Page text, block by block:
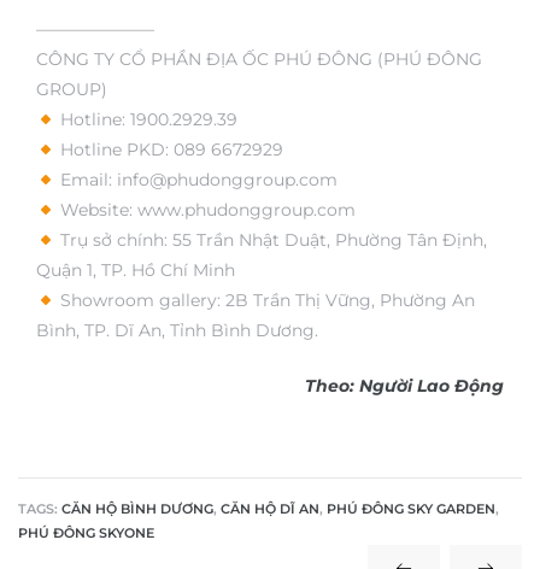
———————
CÔNG TY CỔ PHẦN ĐỊA ỐC PHÚ ĐÔNG (PHÚ ĐÔNG
GROUP)
Hotline: 1900.2929.39
Hotline PKD: 089 6672929
Email: info@phudonggroup.com
Website: www.phudonggroup.com
Trụ sở chính: 55 Trần Nhật Duật, Phường Tân Định,
Quận 1, TP. Hồ Chí Minh
Showroom gallery: 2B Trần Thị Vững, Phường An
Bình, TP. Dĩ An, Tỉnh Bình Dương.
Theo: Người Lao Động
TAGS: CĂN HỘ BÌNH DƯƠNG, CĂN HỘ DĨ AN, PHÚ ĐÔNG SKY GARDEN,
PHÚ ĐÔNG SKYONE